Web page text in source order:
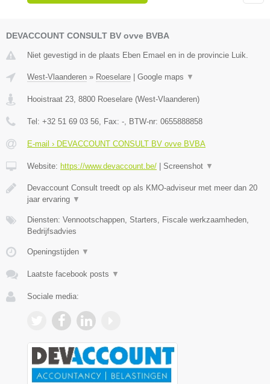
DEVACCOUNT CONSULT BV ovve BVBA
Niet gevestigd in de plaats Eben Emael en in de provincie Luik.
West-Vlaanderen » Roeselare | Google maps ▼
Hooistraat 23 8800 Roeselare (West-Vlaanderen)
Tel: +32 51 69 03 56 , Fax: - , BTW-nr: 0655888858
E-mail › DEVACCOUNT CONSULT BV ovve BVBA
Website: https://www.devaccount.be/ | Screenshot ▼
Devaccount Consult treedt op als KMO-adviseur met meer dan 20
jaar ervaring ▼
Diensten: Vennootschappen, Starters, Fiscale werkzaamheden,
Bedrijfsadvies
Openingstijden ▼
Laatste facebook posts ▼
Sociale media: